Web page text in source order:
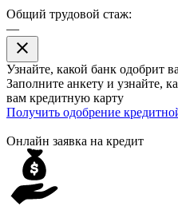
Общий трудовой стаж:
—
close
Узнайте, какой банк одобрит
Заполните анкету и узнайте,
вам кредитную карту
Получить одобрение
Онлайн заявка на кредит